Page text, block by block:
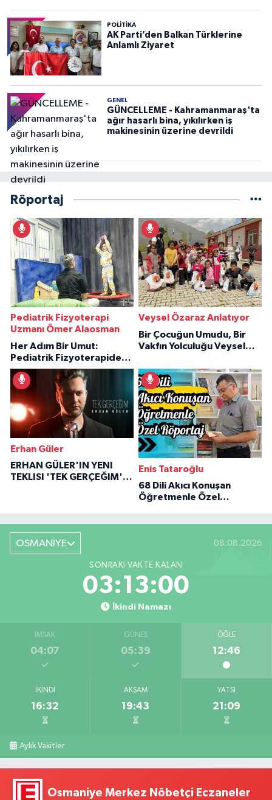
POLITIKA
AK Parti’den Balkan Türklerine
Anlamlı Ziyaret
GENEL
GÜNCELLEME - Kahramanmaraş'ta
ağır hasarlı bina, yıkılırken iş
makinesinin üzerine devrildi
Röportaj
Pediatrik Fizyoterapi
Uzmanı Ömer Alaosman
Her Adım Bir Umut:
Pediatrik Fizyoterapiden
İlham Veren Hikâyeler
Veysel Özaraz Anlatıyor
Bir Çocuğun Umudu, Bir
Vakfın Yolculuğu Veysel
Erhan Güler
ERHAN GÜLER'IN YENI
TEKLISI 'TEK GERÇEĞIM'LE
Enis Tataroğlu
68 Dili Akıcı Konuşan
Öğretmenle Özel
OSMANİYE 08.08.2026
SONRAKI VAKTE KALAN
03:12:59
İkindi Namazı
İMSAK
04:07
GÜNEŞ
05:39
ÖĞLE
12:46
İKINDI
16:32
AKŞAM
19:43
YATSI
21:09
Aylık Vakitler
Osmaniye Merkez Nöbetçi Eczaneler